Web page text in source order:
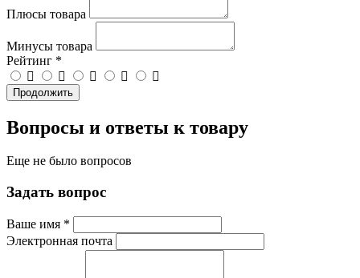
Плюсы товара
Минусы товара
Рейтинг *
Продолжить
Вопросы и ответы к товару
Еще не было вопросов
Задать вопрос
Ваше имя *
Электронная почта